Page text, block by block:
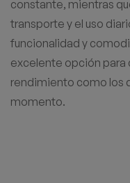
constante, mientras
transporte y el uso
funcionalidad y
excelente opción para
rendimiento como los
momento.